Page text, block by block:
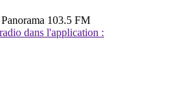
103.5 FM
dans l'application :